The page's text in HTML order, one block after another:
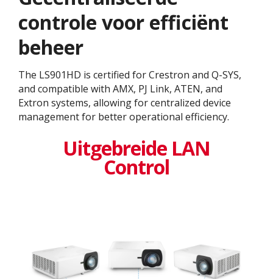
controle voor efficiënt
beheer
The LS901HD is certified for Crestron and Q-SYS,
and compatible with AMX, PJ Link, ATEN, and
Extron systems, allowing for centralized device
management for better operational efficiency.
Uitgebreide LAN
Control